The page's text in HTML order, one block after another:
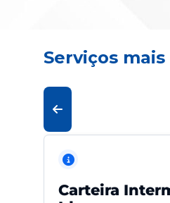
Serviços
Carteira